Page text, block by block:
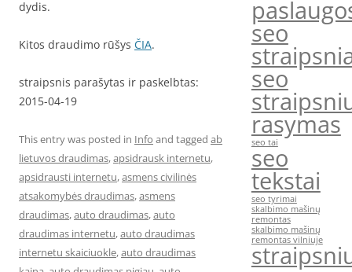
dydis.
Kitos draudimo rūšys ČIA.
straipsnis parašytas ir paskelbtas:
2015-04-19
This entry was posted in Info and tagged ab
lietuvos draudimas,apsidrausk internetu,
apsidrausti internetu,asmens civilinės
atsakomybės draudimas,asmens
draudimas,auto draudimas,auto
draudimas internetu,auto draudimas
internetu skaiciuokle,auto draudimas
seo
seo
rasymas
seo tai
seo
tekstai
seo tyrimai
skalbimo mašinų
remontas
skalbimo mašinų
remontas vilniuje